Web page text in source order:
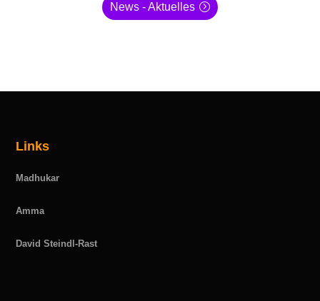
News - Aktuelles
Links
Madhukar
Amma
David Steindl-Rast